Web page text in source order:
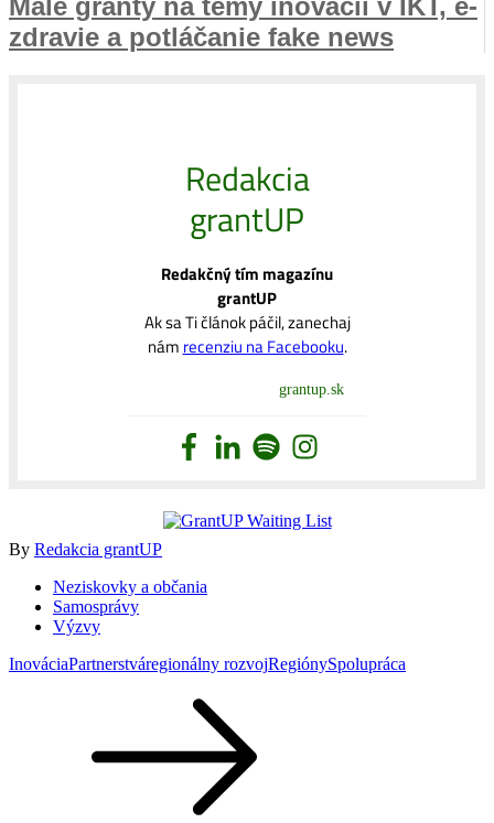
Malé granty na témy inovácií v IKT, e-
zdravie a potláčanie fake news
Redakcia
grantUP
Redakčný tím magazínu
grantUP
Ak sa Ti článok páčil, zanechaj
nám recenziu na Facebooku.
grantup.sk
By Redakcia grantUP
Neziskovky a občania
Samosprávy
Výzvy
InováciaPartnerstváregionálny rozvojRegiónySpolupráca